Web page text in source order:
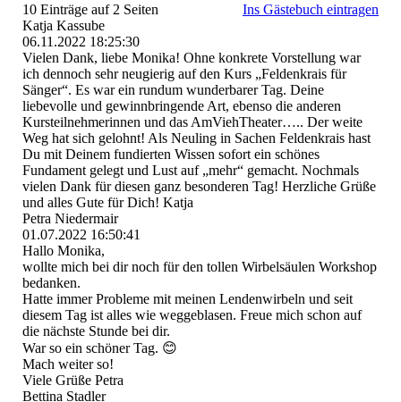
10 Einträge auf 2 Seiten
Ins Gästebuch eintragen
Katja Kassube
06.11.2022 18:25:30
Vielen Dank, liebe Monika! Ohne konkrete Vorstellung war
ich dennoch sehr neugierig auf den Kurs „Feldenkrais für
Sänger“. Es war ein rundum wunderbarer Tag. Deine
liebevolle und gewinnbringende Art, ebenso die anderen
Kursteilnehmerinnen und das AmViehTheater….. Der weite
Weg hat sich gelohnt! Als Neuling in Sachen Feldenkrais hast
Du mit Deinem fundierten Wissen sofort ein schönes
Fundament gelegt und Lust auf „mehr“ gemacht. Nochmals
vielen Dank für diesen ganz besonderen Tag! Herzliche Grüße
und alles Gute für Dich! Katja
Petra Niedermair
01.07.2022 16:50:41
Hallo Monika,
wollte mich bei dir noch für den tollen Wirbelsäulen Workshop
bedanken.
Hatte immer Probleme mit meinen Lendenwirbeln und seit
diesem Tag ist alles wie weggeblasen. Freue mich schon auf
die nächste Stunde bei dir.
War so ein schöner Tag. 😊
Mach weiter so!
Viele Grüße Petra
Bettina Stadler